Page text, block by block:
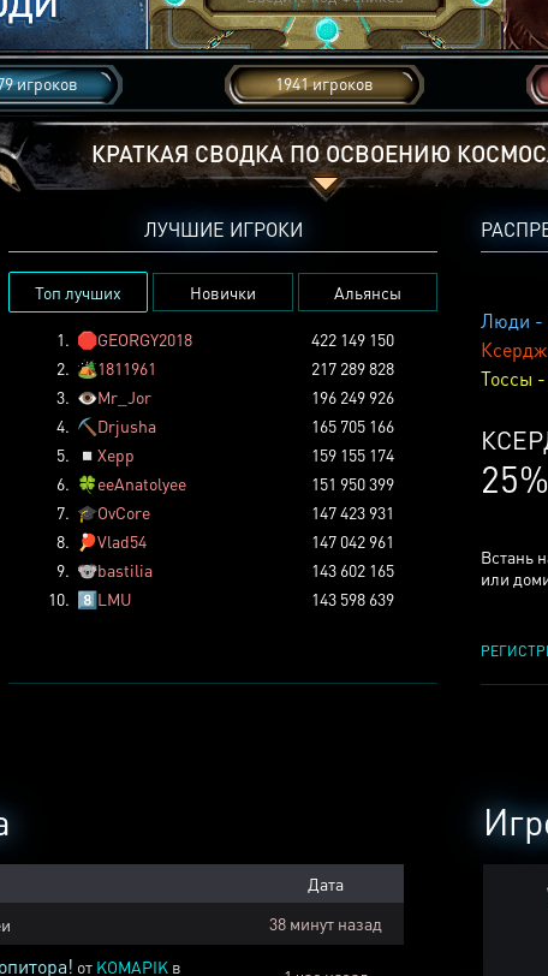
игроков 1941 игроков
КРАТКАЯ СВОДКА ПО ОСВОЕНИЮ
Люди -
Тоссы -
25%
Встань
или
ЛУЧШИЕ ИГРОКИ
Топ лучших Новички Альянсы
1. 🛑GEORGY2018
422 149 150
2. 🏕️1811961
217 289 828
3. 👁️Mr_Jor
196 249 926
4. ⛏️ Drjusha
165 705 166
5.
◽ Xepp
159 155 174
6. 🍀eeAnatolyee
151 950 399
7. 🎓OvCore
147 423 931
8.
🏓Vlad54
147 042 961
9. 🐨bastilia
143 602 165
10. 8️⃣LMU 143 598 639
Дата
38 минут назад
от KOMAPIK в